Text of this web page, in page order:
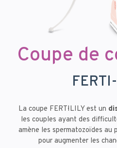
Coupe de
La coupe FERTI·LILY est un
les couples ayant des
amène les spermatozoïdes au
pour augmenter les